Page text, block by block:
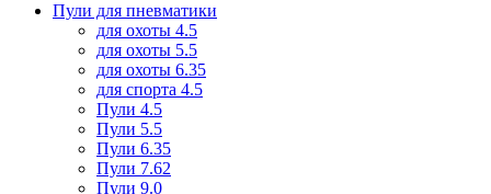
Пули для пневматики
для охоты 4.5
для охоты 5.5
для охоты 6.35
для спорта 4.5
Пули 4.5
Пули 5.5
Пули 6.35
Пули 7.62
Пули 9.0